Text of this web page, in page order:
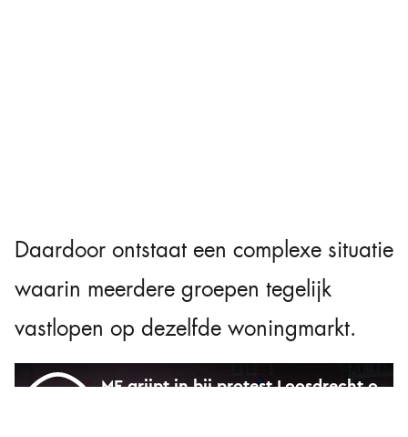
Daardoor ontstaat een complexe situatie
waarin meerdere groepen tegelijk
vastlopen op dezelfde woningmarkt.